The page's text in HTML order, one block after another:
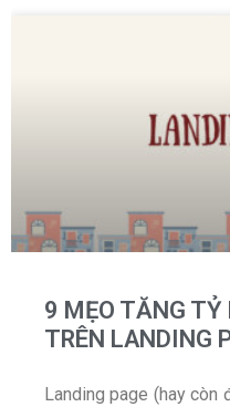
9 MẸO TĂNG TỶ
TRÊN LANDING
Landing page (hay